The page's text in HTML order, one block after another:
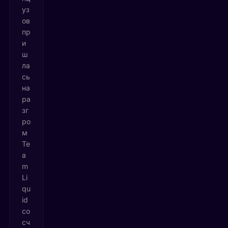
уз
ов
пр
и
ш
ла
сь
на
ра
зг
ро
м
Te
a
m
Li
qu
id
со
сч